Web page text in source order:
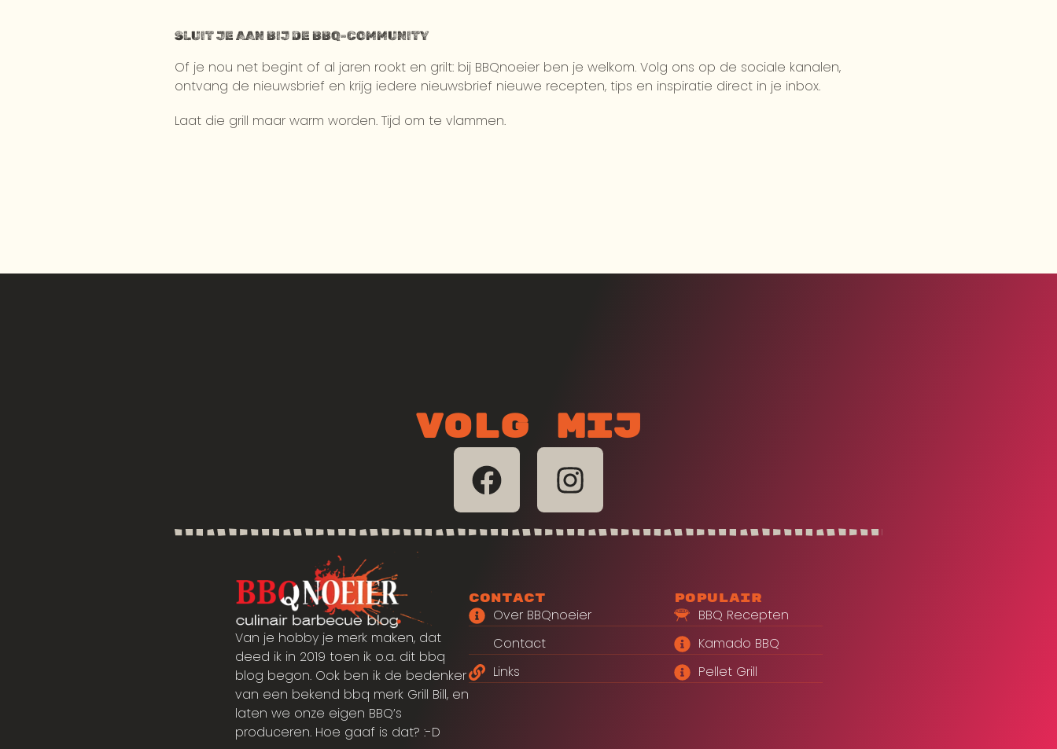
SLUIT JE AAN BIJ DE BBQ-COMMUNITY
Of je nou net begint of al jaren rookt en grilt: bij BBQnoeier ben je welkom. Volg ons op de sociale kanalen,
ontvang de nieuwsbrief en krijg iedere nieuwsbrief nieuwe recepten, tips en inspiratie direct in je inbox.
Laat die grill maar warm worden. Tijd om te vlammen.
Volg mij
Van je hobby je merk maken, dat
deed ik in 2019 toen ik o.a. dit bbq
blog begon. Ook ben ik de bedenker
van een bekend bbq merk Grill Bill, en
laten we onze eigen BBQ’s
produceren. Hoe gaaf is dat? :-D
Contact
Over BBQnoeier
Contact
Links
Populair
BBQ Recepten
Kamado BBQ
Pellet Grill